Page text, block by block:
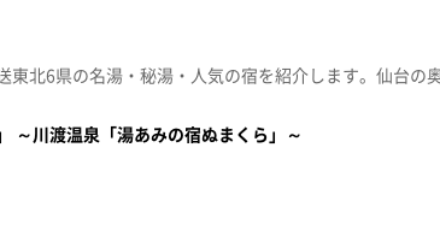
～川渡温泉「湯あみの宿ぬまくら」～